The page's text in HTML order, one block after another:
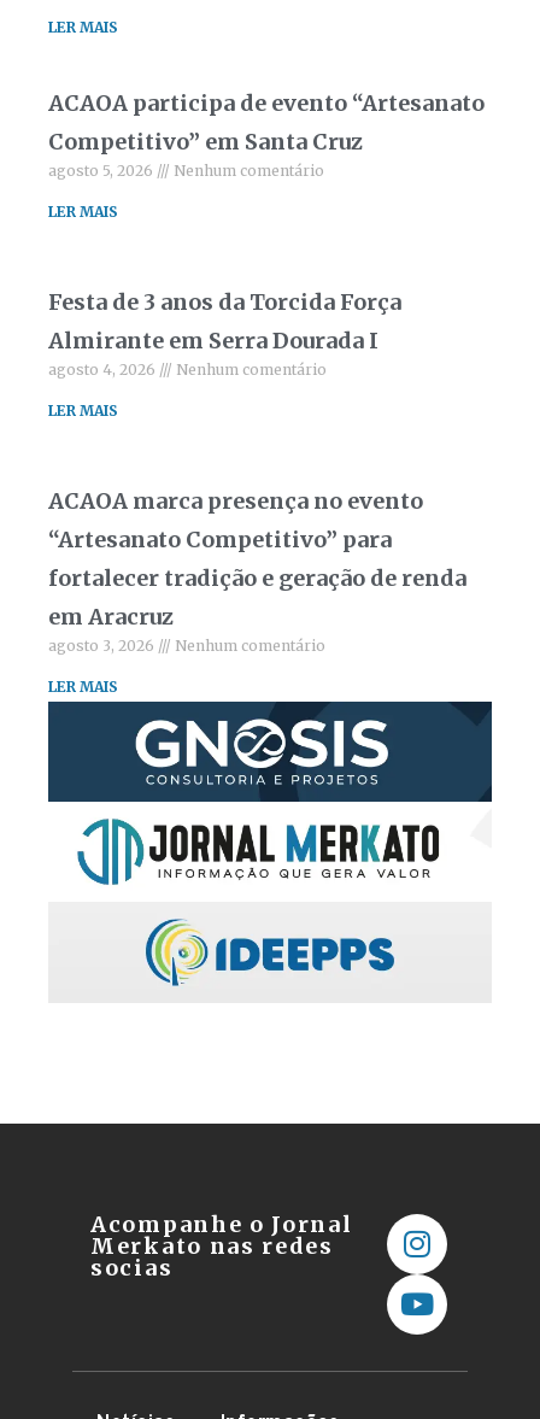
LER MAIS
ACAOA participa de evento “Artesanato
Competitivo” em Santa Cruz
agosto 5, 2026 Nenhum comentário
LER MAIS
Festa de 3 anos da Torcida Força
Almirante em Serra Dourada I
agosto 4, 2026 Nenhum comentário
LER MAIS
ACAOA marca presença no evento
“Artesanato Competitivo” para
fortalecer tradição e geração de renda
em Aracruz
agosto 3, 2026 Nenhum comentário
LER MAIS
Acompanhe o Jornal
Merkato nas redes
socias